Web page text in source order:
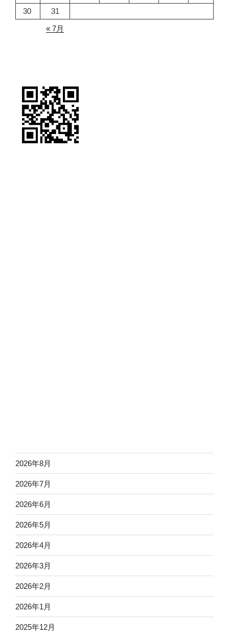
30
31
« 7月
2026年8月
2026年7月
2026年6月
2026年5月
2026年4月
2026年3月
2026年2月
2026年1月
2025年12月